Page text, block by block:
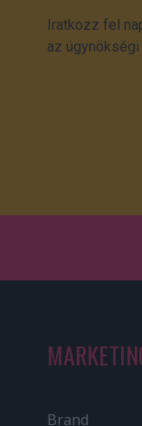
Iratkozz fel
az
Brand